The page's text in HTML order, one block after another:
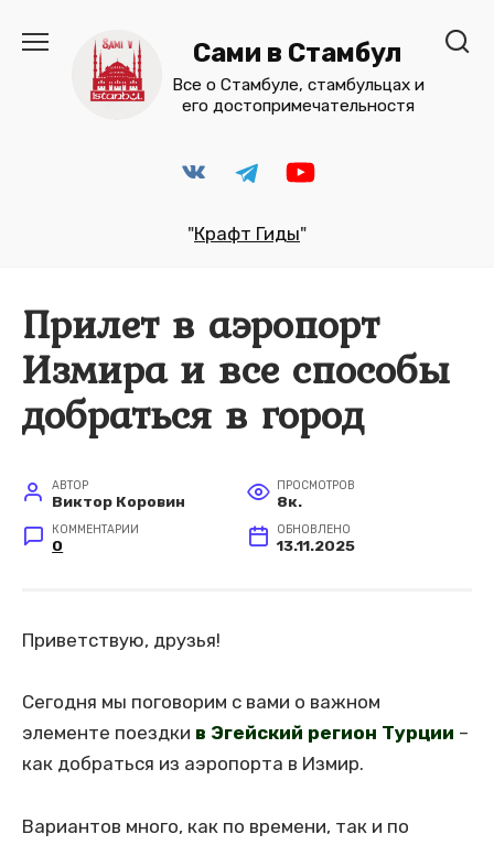
содержанию
Сами в Стамбул
Все о Стамбуле, стамбульцах и
его достопримечательностя
"Крафт Гиды"
Прилет в аэропорт
Измира и все способы
добраться в город
АВТОР
Виктор Коровин
ПРОСМОТРОВ
8к.
КОММЕНТАРИИ
0
ОБНОВЛЕНО
13.11.2025
Приветствую, друзья!
Сегодня мы поговорим с вами о важном
элементе поездки в Эгейский регион Турции –
как добраться из аэропорта в Измир.
Вариантов много, как по времени, так и по